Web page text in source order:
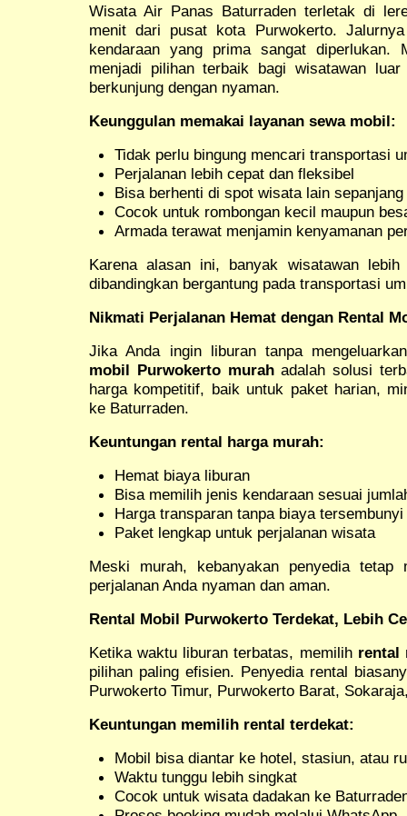
Wisata Air Panas Baturraden terletak di
menit dari pusat kota Purwokerto.
kendaraan yang prima sangat diperlukan.
menjadi pilihan terbaik bagi wisatawan
berkunjung dengan nyaman.
Keunggulan memakai layanan sewa mobil:
Tidak perlu bingung mencari transportasi
Perjalanan lebih cepat dan fleksibel
Bisa berhenti di spot wisata lain
Cocok untuk rombongan kecil maupun
Armada terawat menjamin kenyamanan
Karena alasan ini, banyak wisatawan
dibandingkan bergantung pada transportasi
Nikmati Perjalanan Hemat dengan Rental
Jika Anda ingin liburan tanpa
mobil Purwokerto murahadalah solusi
harga kompetitif, baik untuk paket harian,
ke Baturraden.
Keuntungan rental harga murah:
Hemat biaya liburan
Bisa memilih jenis kendaraan sesuai
Harga transparan tanpa biaya tersembunyi
Paket lengkap untuk perjalanan wisata
Meski murah, kebanyakan penyedia tetap
perjalanan Anda nyaman dan aman.
Rental Mobil Purwokerto Terdekat, Lebih
Ketika waktu liburan terbatas, memilih rental
pilihan paling efisien. Penyedia rental
Purwokerto Timur, Purwokerto Barat,
Keuntungan memilih rental terdekat:
Mobil bisa diantar ke hotel, stasiun, atau
Waktu tunggu lebih singkat
Cocok untuk wisata dadakan ke